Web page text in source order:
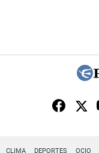
CLIMA DEPORTES OCIO